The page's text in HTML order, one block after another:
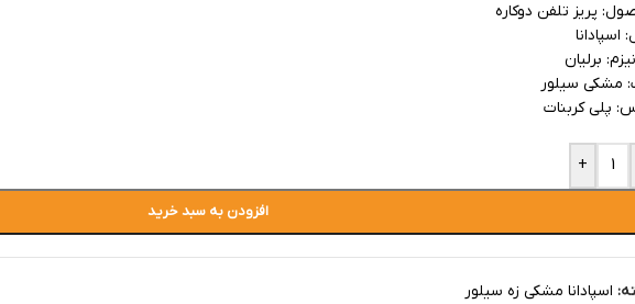
پریز تلفن دوکاره
اسپادانا
برلیان
مشکی سیلور
پلی کربنات
+
افزودن به سبد خرید
اسپادانا مشکی زه سیلور